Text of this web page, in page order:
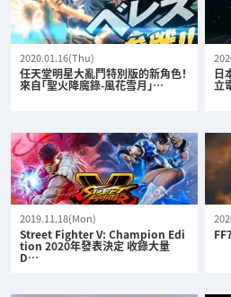
2020.01.16(Thu)
任天堂明星大亂鬥特別版的新角色！
來自「聖火降魔錄-風花雪月」…
日
立
2019.11.18(Mon)
Street Fighter V: Champion Edi
tion 2020年發表決定 收錄大量
D…